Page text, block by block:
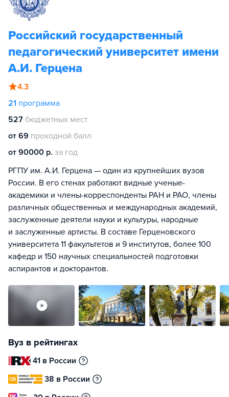
Российский государственный
педагогический университет имени
А.И. Герцена
4.3
21 программа
527 бюджетных мест
от 69 проходной балл
от 90000 р. за год
РГПУ им. А.И. Герцена — один из крупнейших вузов
России. В его стенах работают видные ученые-
академики и члены-корреспонденты РАН и РАО, члены
различных общественных и международных академий,
заслуженные деятели науки и культуры, народные
и заслуженные артисты. В составе Герценовского
университета 11 факультетов и 9 институтов, более 100
кафедр и 150 научных специальностей подготовки
аспирантов и докторантов.
Вуз в рейтингах
41 в России
38 в России